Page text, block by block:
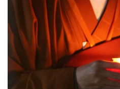
政
策
法
规